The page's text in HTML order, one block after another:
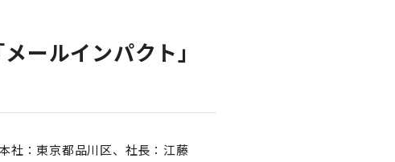
ールインパクト」
社：東京都品川区、社長：江藤